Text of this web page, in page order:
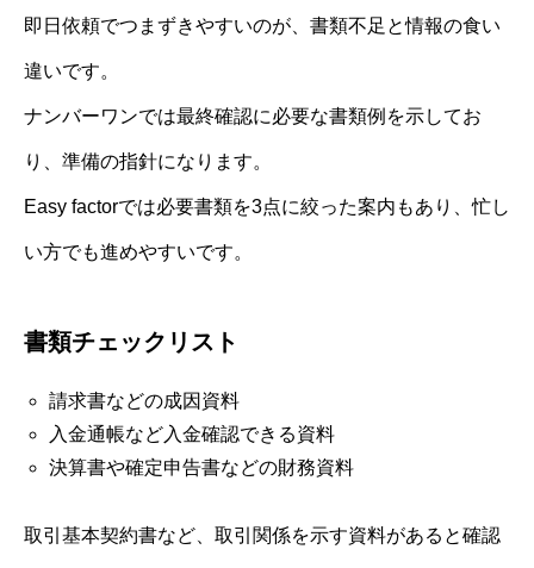
即日依頼でつまずきやすいのが、書類不足と情報の食い
違いです。
ナンバーワンでは最終確認に必要な書類例を示してお
り、準備の指針になります。
Easy factorでは必要書類を3点に絞った案内もあり、忙し
い方でも進めやすいです。
書類チェックリスト
請求書などの成因資料
入金通帳など入金確認できる資料
決算書や確定申告書などの財務資料
取引基本契約書など、取引関係を示す資料があると確認